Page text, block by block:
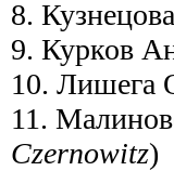
8.
9. Курков
10. Лишега
11.
Czernowitz)